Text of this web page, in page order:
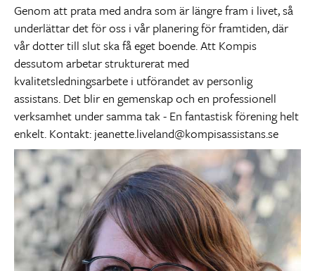
Genom att prata med andra som är längre fram i livet, så
underlättar det för oss i vår planering för framtiden, där
vår dotter till slut ska få eget boende. Att Kompis
dessutom arbetar strukturerat med
kvalitetsledningsarbete i utförandet av personlig
assistans. Det blir en gemenskap och en professionell
verksamhet under samma tak - En fantastisk förening helt
enkelt. Kontakt: jeanette.liveland@kompisassistans.se